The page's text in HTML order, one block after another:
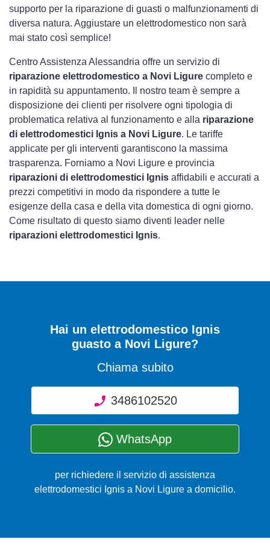
supporto per la riparazione di guasti o malfunzionamenti di
diversa natura. Aggiustare un elettrodomestico non sarà
mai stato così semplice!
Centro Assistenza Alessandria offre un servizio di
riparazione elettrodomestico a Novi Ligure completo e
in rapidità su appuntamento. Il nostro team è sempre a
disposizione dei clienti per risolvere ogni tipologia di
problematica relativa al funzionamento e alla riparazione
di elettrodomestici Ignis a Novi Ligure. Le tariffe
applicate per gli interventi garantiscono la massima
trasparenza. Forniamo a Novi Ligure e provincia
riparazioni di elettrodomestici Ignis affidabili e accurati a
prezzi competitivi in modo da rispondere a tutte le
esigenze della casa e della vita domestica di ogni giorno.
Come risultato di questo siamo diventi leader nelle
riparazioni elettrodomestici Ignis.
Hai un elettrodomestico Ignis
guasto a Novi Ligure?
Chiama subito
3486102520
WhatsApp
per richiedere il servizio di assistenza
elettrodomestici Ignis a Novi Ligure a domicilio.